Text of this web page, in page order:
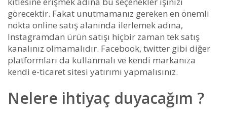
görecektir. Fakat unutmamanız gereken en önemli
nokta online satış alanında ilerlemek adına,
Instagramdan ürün satışı hiçbir zaman tek satış
kanalınız olmamalıdır. Facebook, twitter gibi diğer
platformları da kullanmalı ve kendi markanıza
kendi e-ticaret sitesi yatırımı yapmalısınız.
Nelere ihtiyaç duyacağım ?